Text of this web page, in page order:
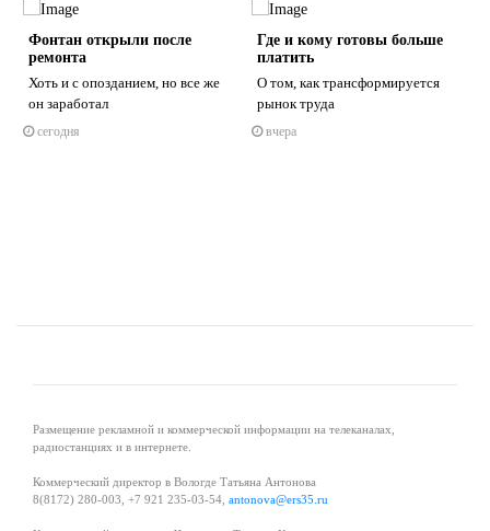
Фонтан открыли после
ремонта
Хоть и с опозданием, но все же
он заработал
сегодня
Где и кому готовы больше
платить
О том, как трансформируется
рынок труда
вчера
Размещение рекламной и коммерческой информации на телеканалах,
радиостанциях и в интернете.
Коммерческий директор в Вологде Татьяна Антонова
8(8172) 280-003, +7 921 235-03-54, antonova@ers35.ru